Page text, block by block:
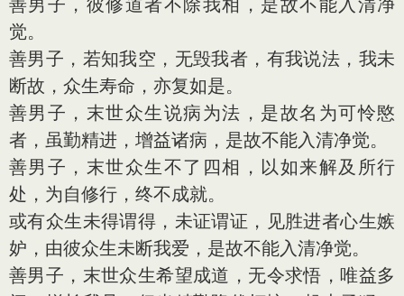
善男子，彼修道者不除我相，是故不能入清净
觉。
善男子，若知我空，无毁我者，有我说法，我未
断故，众生寿命，亦复如是。
善男子，末世众生说病为法，是故名为可怜愍
者，虽勤精进，增益诸病，是故不能入清净觉。
善男子，末世众生不了四相，以如来解及所行
处，为自修行，终不成就。
或有众生未得谓得，未证谓证，见胜进者心生嫉
妒，由彼众生未断我爱，是故不能入清净觉。
善男子，末世众生希望成道，无令求悟，唯益多